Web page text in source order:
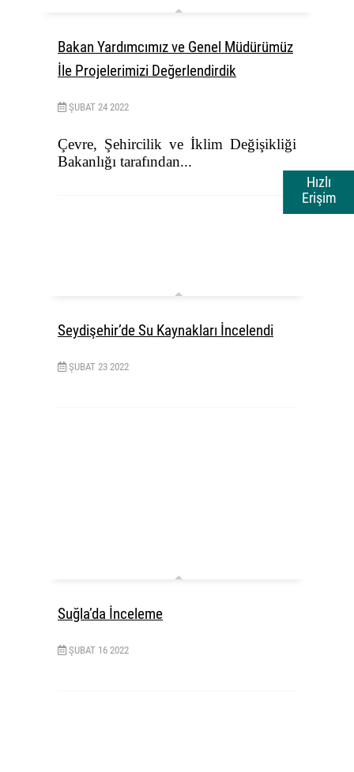
Hızlı
Erişim
Bakan Yardımcımız ve Genel Müdürümüz
İle Projelerimizi Değerlendirdik
ŞUBAT 24 2022
Çevre, Şehircilik ve İklim Değişikliği
Bakanlığı tarafından...
Seydişehir’de Su Kaynakları İncelendi
ŞUBAT 23 2022
Suğla’da İnceleme
ŞUBAT 16 2022